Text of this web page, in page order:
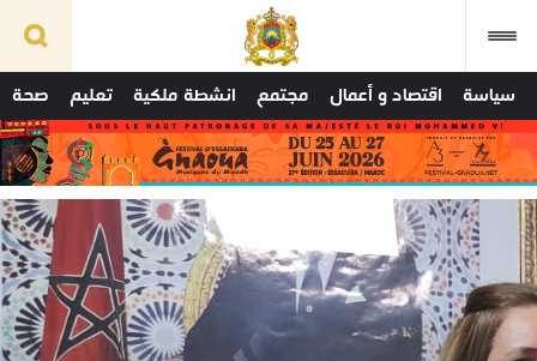
سياسة اقتصاد و أعمال مجتمع انشطة ملكية تعليم صحة